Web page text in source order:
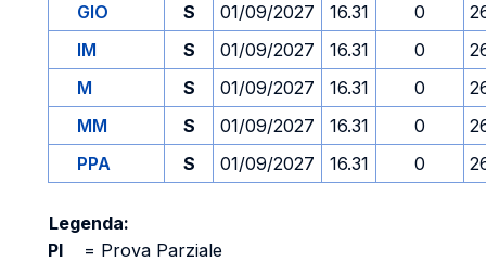
GIO
S 01/09/2027 16.31 0
IM
S 01/09/2027 16.31 0
M
S 01/09/2027 16.31 0
MM
S 01/09/2027 16.31 0
PPA
S 01/09/2027 16.31 0
Legenda:
PI
= Prova Parziale